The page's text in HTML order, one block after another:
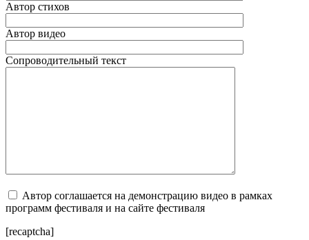
Автор стихов
Автор видео
Сопроводительный текст
Автор соглашается на демонстрацию видео в рамках
программ фестиваля и на сайте фестиваля
[recaptcha]